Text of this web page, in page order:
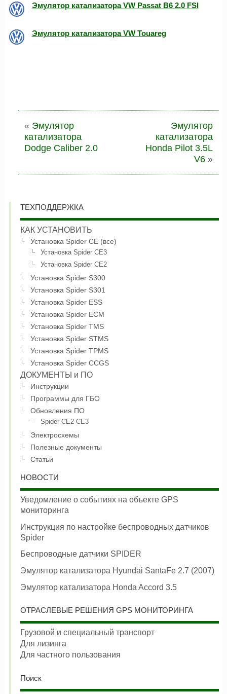
Эмулятор катализатора VW Passat B6 2.0 FSI
Эмулятор катализатора VW Touareg
« Эмулятор
катализатора
Dodge Caliber 2.0
Эмулятор
катализатора
Honda Pilot 3.5L
V6»
ТЕХПОДДЕРЖКА
КАК УСТАНОВИТЬ
Установка Spider CE (все)
Установка Spider CE3
Установка Spider CE2
Установка Spider S300
Установка Spider S301
Установка Spider ESS
Установка Spider ECM
Установка Spider TMS
Установка Spider STMS
Установка Spider TPMS
Установка Spider CCGS
ДОКУМЕНТЫ и ПО
Инструкции
Программы для ГБО
Обновления ПО
Spider CE2 CE3
Электросхемы
Полезные документы
Статьи
НОВОСТИ
Уведомление о событиях на объекте GPS
мониторинга
Инструкция по настройке беспроводных датчиков
Spider
Беспроводные датчики SPIDER
Эмулятор катализатора Hyundai SantaFe 2.7 (2007)
Эмулятор катализатора Honda Accord 3.5
ОТРАСЛЕВЫЕ РЕШЕНИЯ GPS МОНИТОРИНГА
Грузовой и специальный транспорт
Для лизинга
Для частного пользования
Поиск